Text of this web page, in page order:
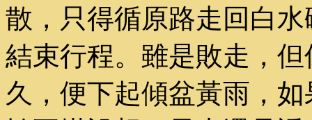
散，只得循原路走回白
結束行程。雖是敗走，
久，便下起傾盆黃雨，